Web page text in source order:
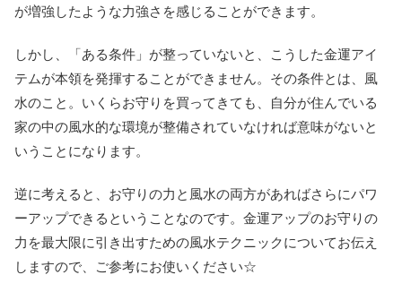
が増強したような力強さを感じることができます。
しかし、「ある条件」が整っていないと、こうした金運アイ
テムが本領を発揮することができません。その条件とは、風
水のこと。いくらお守りを買ってきても、自分が住んでいる
家の中の風水的な環境が整備されていなければ意味がないと
いうことになります。
逆に考えると、お守りの力と風水の両方があればさらにパワ
ーアップできるということなのです。金運アップのお守りの
力を最大限に引き出すための風水テクニックについてお伝え
しますので、ご参考にお使いください☆